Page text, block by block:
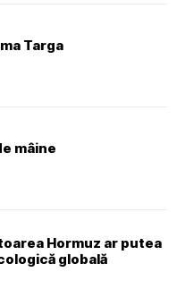
Targa
mâine
Hormuz ar putea
globală